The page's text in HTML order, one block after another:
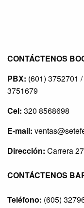
CONTÁCTENOS
PBX: (601) 3752701
3751679
Cel: 320 8568698
E-mail:
Dirección: Carrera
CONTÁCTENOS
Teléfono: (605)